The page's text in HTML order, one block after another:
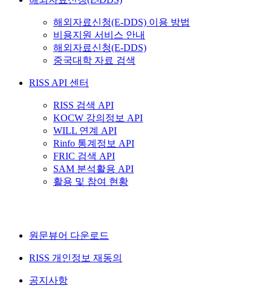
해외자료신청(E-DDS) 이용 방법
비용지원 서비스 안내
해외자료신청(E-DDS)
중국대학 자료 검색
RISS API 센터
RISS 검색 API
KOCW 강의정보 API
WILL 연계 API
Rinfo 통계정보 API
FRIC 검색 API
SAM 분석활용 API
활용 및 참여 현황
원문뷰어 다운로드
RISS 개인정보 재동의
공지사항